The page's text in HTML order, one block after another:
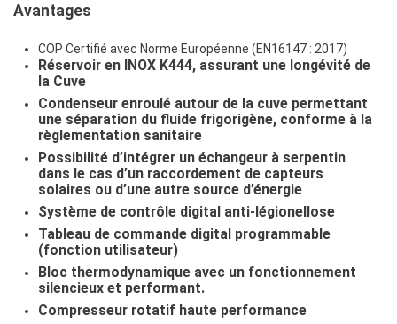
Avantages
COP Certifié avec Norme Européenne (EN16147 : 2017)
Réservoir en INOX K444, assurant une longévité de
la Cuve
Condenseur enroulé autour de la cuve permettant
une séparation du fluide frigorigène, conforme à la
règlementation sanitaire
Possibilité d’intégrer un échangeur à serpentin
dans le cas d’un raccordement de capteurs
solaires ou d’une autre source d’énergie
Système de contrôle digital anti-légionellose
Tableau de commande digital programmable
(fonction utilisateur)
Bloc thermodynamique avec un fonctionnement
silencieux et performant.
Compresseur rotatif haute performance